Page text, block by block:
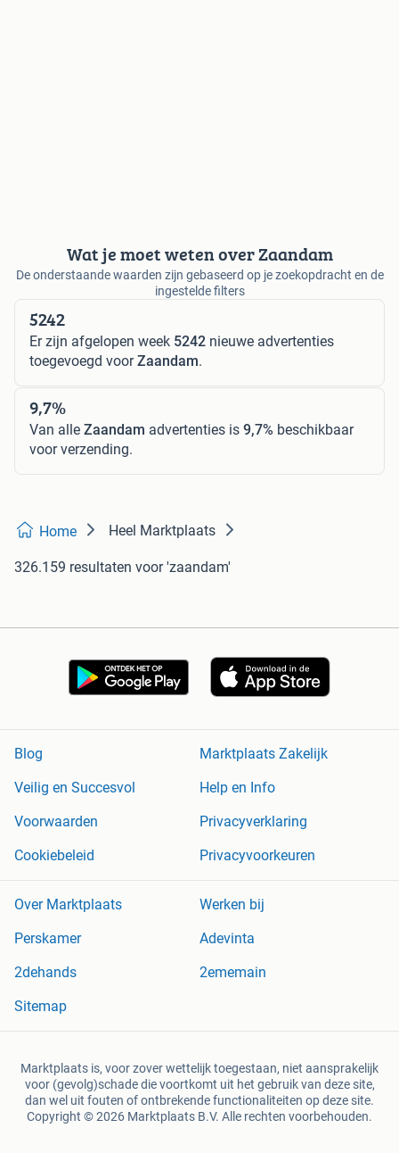
Wat je moet weten over Zaandam
De onderstaande waarden zijn gebaseerd op je zoekopdracht en de
ingestelde filters
5242
Er zijn afgelopen week 5242 nieuwe advertenties
toegevoegd voorZaandam.
9,7%
Van alle Zaandam advertenties is 9,7% beschikbaar
voor verzending.
Home Heel Marktplaats
326.159 resultaten voor 'zaandam'
Blog
Marktplaats Zakelijk
Veilig en Succesvol
Help en Info
Voorwaarden
Privacyverklaring
Cookiebeleid
Privacyvoorkeuren
Over Marktplaats
Werken bij
Perskamer
Adevinta
2dehands
2ememain
Sitemap
Marktplaats is, voor zover wettelijk toegestaan, niet aansprakelijk
voor (gevolg)schade die voortkomt uit het gebruik van deze site,
dan wel uit fouten of ontbrekende functionaliteiten op deze site.
Copyright © 2026 Marktplaats B.V. Alle rechten voorbehouden.